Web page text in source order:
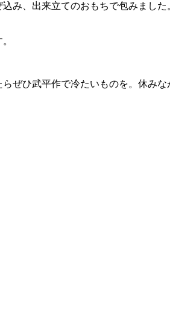
み、出来立てのおもちで包みまし
ぜひ武平作で冷たいものを。休みな